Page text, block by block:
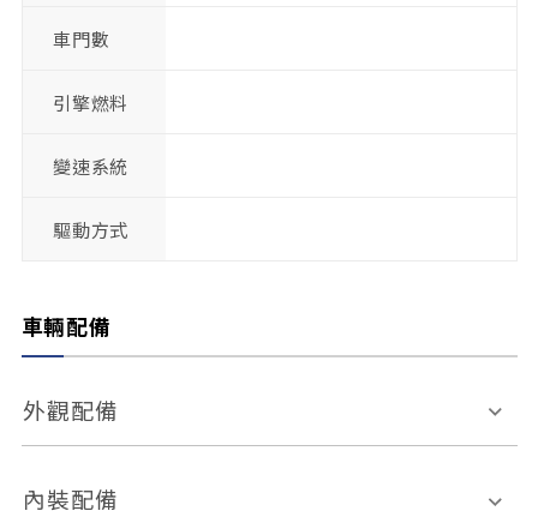
車門數
引擎燃料
變速系統
驅動方式
車輛配備
外觀配備
電動天窗
內裝配備